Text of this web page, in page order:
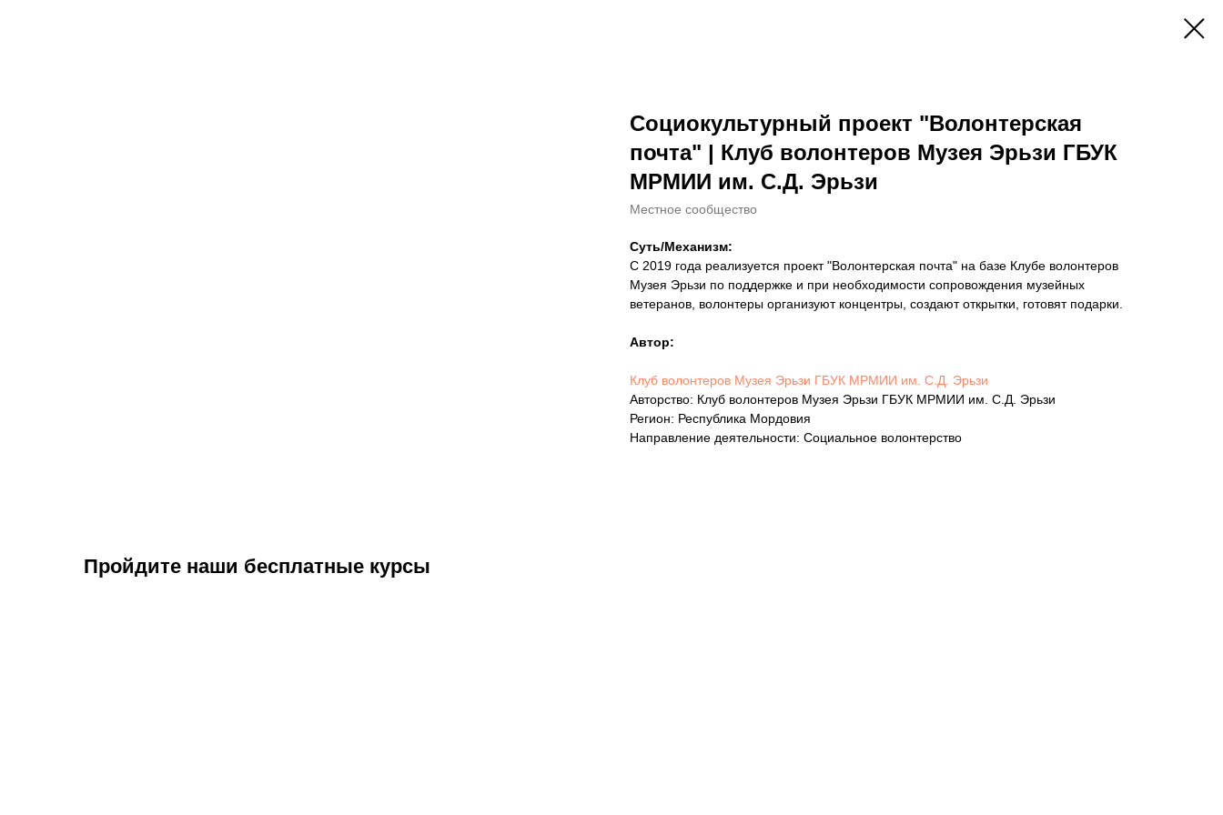
Социокультурный проект "Волонтерская
почта" | Клуб волонтеров Музея Эрьзи ГБУК
МРМИИ им. С.Д. Эрьзи
Местное сообщество
Суть/Механизм:
С 2019 года реализуется проект "Волонтерская почта" на базе Клубе волонтеров
Музея Эрьзи по поддержке и при необходимости сопровождения музейных
ветеранов, волонтеры организуют концентры, создают открытки, готовят подарки.
Автор:
Клуб волонтеров Музея Эрьзи ГБУК МРМИИ им. С.Д. Эрьзи
Авторство: Клуб волонтеров Музея Эрьзи ГБУК МРМИИ им. С.Д. Эрьзи
Регион: Республика Мордовия
Направление деятельности: Социальное волонтерство
Пройдите наши бесплатные курсы